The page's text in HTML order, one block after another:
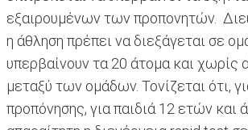
εξαιρουμένων των προπονητών.
η άθληση πρέπει να διεξάγεται σε
υπερβαίνουν τα 20 άτομα και χωρίς
μεταξύ των ομάδων. Τονίζεται ότι,
προπόνησης, για παιδιά 12 ετών και